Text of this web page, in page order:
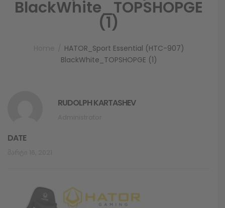
BlackWhite_TOPSHOPGE
(1)
HATOR_Sport Essential (HTC-907)
BlackWhite_TOPSHOPGE (1)
RUDOLPH KARTASHEV
DATE